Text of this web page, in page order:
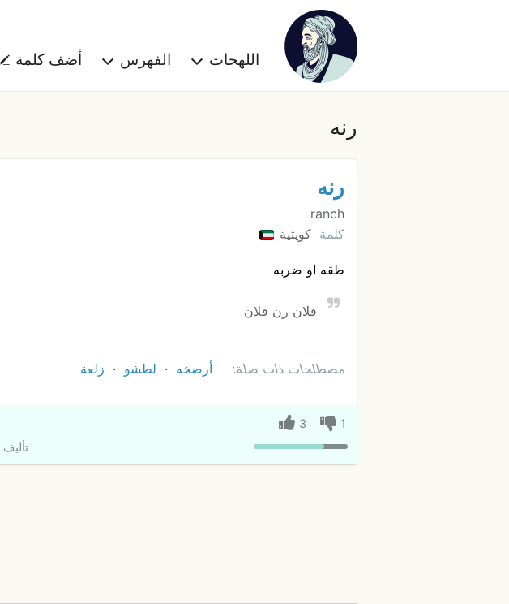
اللهجات الفهرس أضف كلمة
رنه
رنه
ranch
كلمة كويتية
طقه او ضربه
فلان رن فلان
مصطلحات ذات صلة: أرضخه لطشو زلعة
1
3
تأليف